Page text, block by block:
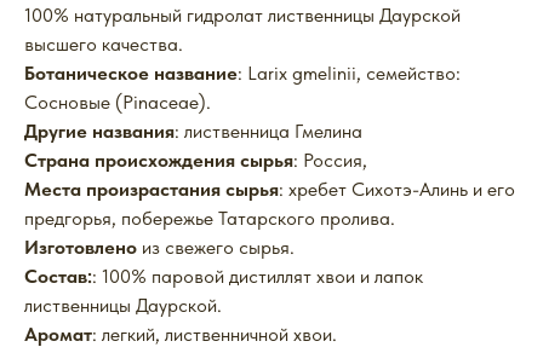
100% натуральный гидролат лиственницы Даурской
высшего качества.
Ботаническое название: Larix gmelinii, семейство:
Сосновые (Pinaceae).
Другие названия: лиственница Гмелина
Страна происхождения сырья: Россия,
Места произрастания сырья: хребет Сихотэ-Алинь и его
предгорья, побережье Татарского пролива.
Изготовлено из свежего сырья.
Состав:: 100% паровой дистиллят хвои и лапок
лиственницы Даурской.
Аромат: легкий, лиственничной хвои.